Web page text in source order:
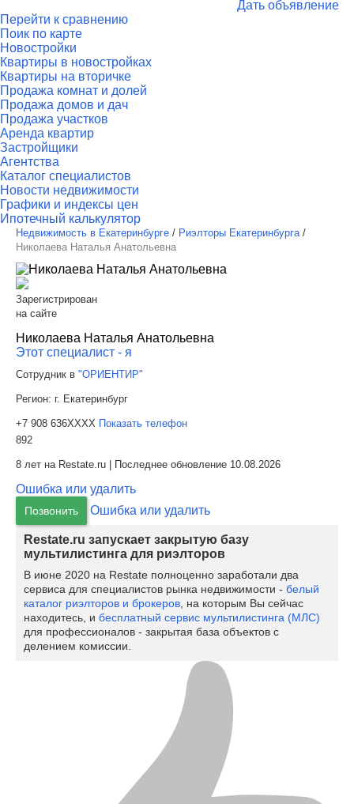
Дать объявление
Перейти к сравнению
Поик по карте
Новостройки
Квартиры в новостройках
Квартиры на вторичке
Продажа комнат и долей
Продажа домов и дач
Продажа участков
Аренда квартир
Застройщики
Агентства
Каталог специалистов
Новости недвижимости
Графики и индексы цен
Ипотечный калькулятор
Недвижимость в Екатеринбурге / Риэлторы Екатеринбурга /
Николаева Наталья Анатольевна
Зарегистрирован
на сайте
Николаева Наталья Анатольевна
Этот специалист - я
Сотрудник в "ОРИЕНТИР"
Регион: г. Екатеринбург
+7 908 636XXXX Показать телефон
892
8 лет на Restate.ru | Последнее обновление 10.08.2026
Ошибка или удалить
Позвонить Ошибка или удалить
Restate.ru запускает закрытую базу
мультилистинга для риэлторов
В июне 2020 на Restate полноценно заработали два
сервиса для специалистов рынка недвижимости - белый
каталог риэлторов и брокеров , на которым Вы сейчас
находитесь, и бесплатный сервис мультилистинга (МЛС)
для профессионалов - закрытая база объектов с
делением комиссии.